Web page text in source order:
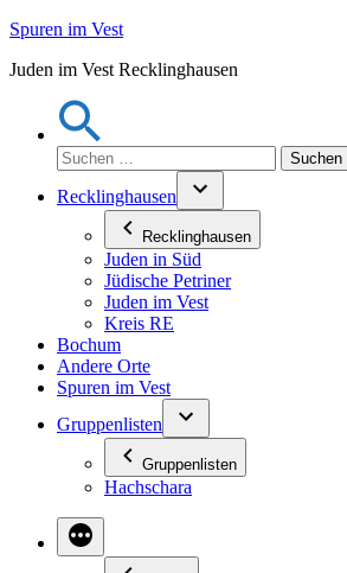
Zum
springen
Spuren im Vest
Juden im Vest Recklinghausen
Suchen
nach:
Recklinghausen
Recklinghausen
Juden in Süd
Jüdische Petriner
Juden im Vest
Kreis RE
Bochum
Andere Orte
Spuren im Vest
Gruppenlisten
Gruppenlisten
Hachschara